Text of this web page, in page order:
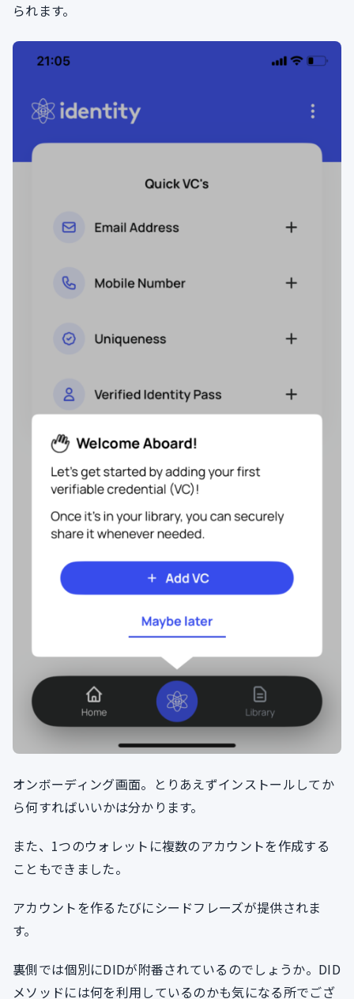
られます。
オンボーディング画面。とりあえずインストールしてか
ら何すればいいかは分かります。
また、1つのウォレットに複数のアカウントを作成する
こともできました。
アカウントを作るたびにシードフレーズが提供されま
す。
裏側では個別にDIDが附番されているのでしょうか。DID
メソッドには何を利用しているのかも気になる所でござ